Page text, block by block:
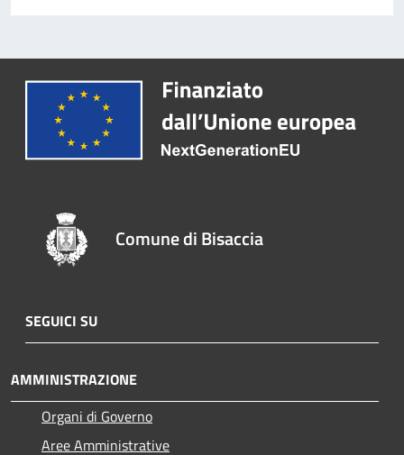
Comune di Bisaccia
SEGUICI SU
AMMINISTRAZIONE
Organi di Governo
Aree Amministrative